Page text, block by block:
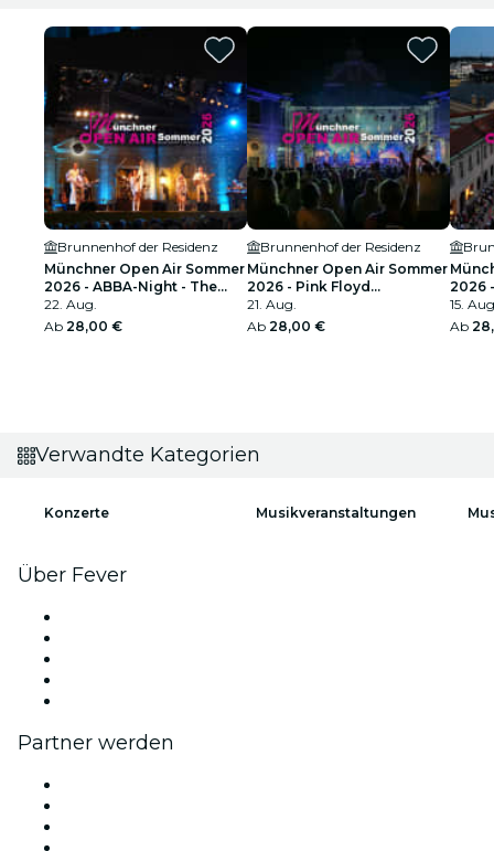
Brunnenhof der Residenz
Münchner Open Air Sommer
2026 - ABBA-Night - The
Tribute Concert
22. Aug.
Ab 28,00 €
Brunnenhof der Residenz
Münchner Open Air Sommer
2026 - Pink Floyd
performed by "echoes"
21. Aug.
Ab 28,00 €
2026
15.
Ab
Verwandte Kategorien
Konzerte Musikveranstaltungen
Über Fever
Partner werden